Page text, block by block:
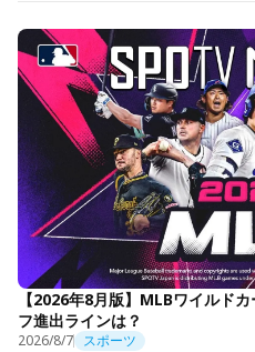
【2026年8月版】MLBワイルド
フ進出ラインは？
2026/8/7 スポーツ